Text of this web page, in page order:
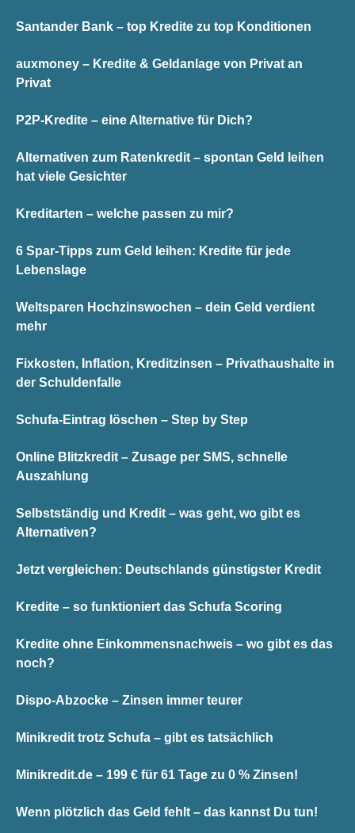
Santander Bank – top Kredite zu top Konditionen
auxmoney – Kredite & Geldanlage von Privat an
Privat
P2P-Kredite – eine Alternative für Dich?
Alternativen zum Ratenkredit – spontan Geld leihen
hat viele Gesichter
Kreditarten – welche passen zu mir?
6 Spar-Tipps zum Geld leihen: Kredite für jede
Lebenslage
Weltsparen Hochzinswochen – dein Geld verdient
mehr
Fixkosten, Inflation, Kreditzinsen – Privathaushalte in
der Schuldenfalle
Schufa-Eintrag löschen – Step by Step
Online Blitzkredit – Zusage per SMS, schnelle
Auszahlung
Selbstständig und Kredit – was geht, wo gibt es
Alternativen?
Jetzt vergleichen: Deutschlands günstigster Kredit
Kredite – so funktioniert das Schufa Scoring
Kredite ohne Einkommensnachweis – wo gibt es das
noch?
Dispo-Abzocke – Zinsen immer teurer
Minikredit trotz Schufa – gibt es tatsächlich
Minikredit.de – 199 € für 61 Tage zu 0 % Zinsen!
Wenn plötzlich das Geld fehlt – das kannst Du tun!